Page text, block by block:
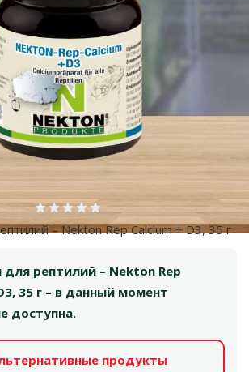
– Nekton Rep Calcium + D3, 35 г
Оценка 0%
рептилий – Nekton Rep
35 г – в данный момент
доступна.
продукты